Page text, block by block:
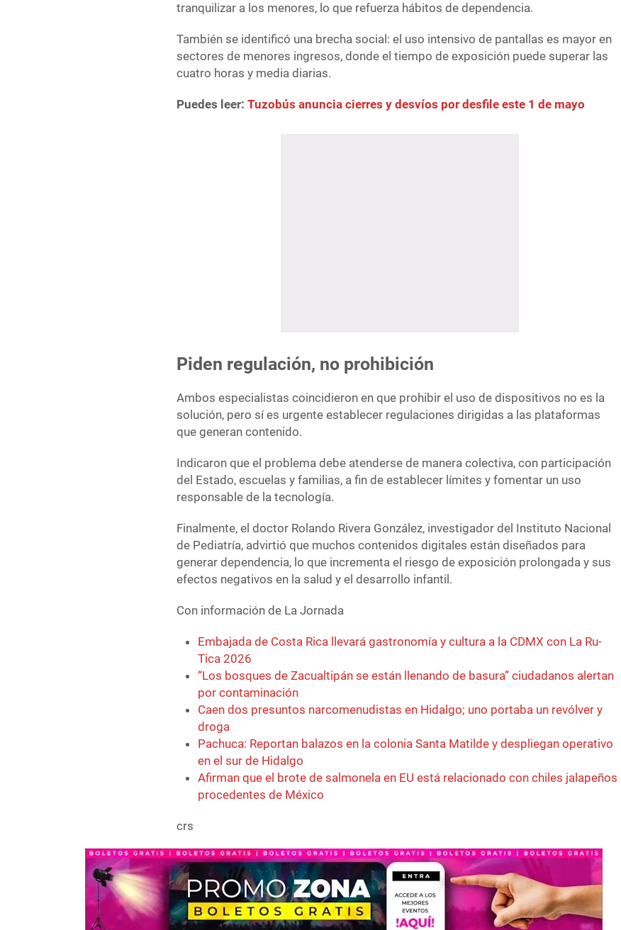
tranquilizar a los menores, lo que refuerza hábitos de dependencia.
También se identificó una brecha social: el uso intensivo de pantallas es mayor en
sectores de menores ingresos, donde el tiempo de exposición puede superar las
cuatro horas y media diarias.
Puedes leer:Tuzobús anuncia cierres y desvíos por desfile este 1 de mayo
Piden regulación, no prohibición
Ambos especialistas coincidieron en que prohibir el uso de dispositivos no es la
solución, pero sí es urgente establecer regulaciones dirigidas a las plataformas
que generan contenido.
Indicaron que el problema debe atenderse de manera colectiva, con participación
del Estado, escuelas y familias, a fin de establecer límites y fomentar un uso
responsable de la tecnología.
Finalmente, el doctor Rolando Rivera González, investigador del Instituto Nacional
de Pediatría, advirtió que muchos contenidos digitales están diseñados para
generar dependencia, lo que incrementa el riesgo de exposición prolongada y sus
efectos negativos en la salud y el desarrollo infantil.
Con información de La Jornada
Embajada de Costa Rica llevará gastronomía y cultura a la CDMX con La Ru-
Tica 2026
“Los bosques de Zacualtipán se están llenando de basura” ciudadanos alertan
por contaminación
Caen dos presuntos narcomenudistas en Hidalgo; uno portaba un revólver y
droga
Pachuca: Reportan balazos en la colonia Santa Matilde y despliegan operativo
en el sur de Hidalgo
Afirman que el brote de salmonela en EU está relacionado con chiles jalapeños
procedentes de México
crs